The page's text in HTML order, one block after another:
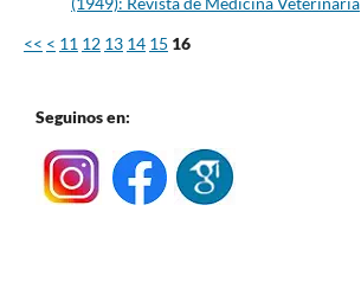
<< < 11 12 13 14 15 16
Seguinos en: